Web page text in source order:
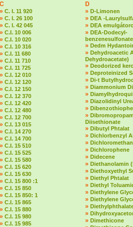
C
» C. I. 11 920
» C. I. 26 100
» C. I. 42 045
» C.I. 10 006
» C.I. 10 020
» C.I. 10 316
» C.I. 11 680
» C.I. 11 710
» C.I. 11 725
» C.I. 12 010
» C.I. 12 120
» C.I. 12 150
» C.I. 12 370
» C.I. 12 420
» C.I. 12 480
» C.I. 12 700
» C.I. 13 015
» C.I. 14 270
» C.I. 14 700
» C.I. 15 510
» C.I. 15 525
» C.I. 15 580
» C.I. 15 620
» C.I. 15 630
» C.I. 15 800 :1
» C.I. 15 850
» C.I. 15 850: 1
» C.I. 15 865
» C.I. 15 880
» C.I. 15 980
» C.I. 15 985
D
» D-Limonen
» DEA -
» DEA
» DEA-Dodecyl-
benzenesulfonate
» Dedm
» Dehydroacetic
Dehydroacetate)
» Deodorized
» Deproteinized
» Di-t
» Diammonium
»
» Diazolidinyl
»
»
Diisethionate
» Dibutyl Phtalat
» Dichlorbenzyl
»
» Dichlorophene
» Didecene
» Diethanolamin
» Diethoxyethyl
» Diethyl Phtalat
» Diethyl
» Diethylene
» Diethylene
»
»
» Dimethicone